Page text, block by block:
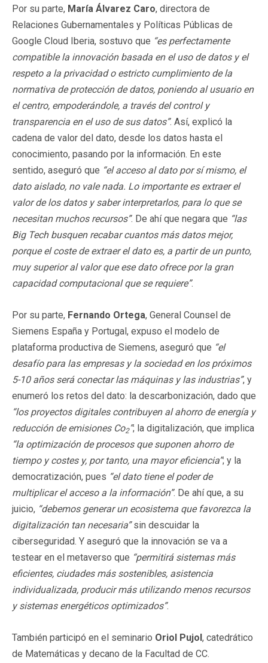
Por su parte, María Álvarez Caro, directora de
Relaciones Gubernamentales y Políticas Públicas de
Google Cloud Iberia, sostuvo que “es perfectamente
compatible la innovación basada en el uso de datos y el
respeto a la privacidad o estricto cumplimiento de la
normativa de protección de datos, poniendo al usuario en
el centro, empoderándole, a través del control y
transparencia en el uso de sus datos”. Así, explicó la
cadena de valor del dato, desde los datos hasta el
conocimiento, pasando por la información. En este
sentido, aseguró que “el acceso al dato por sí mismo, el
dato aislado, no vale nada. Lo importante es extraer el
valor de los datos y saber interpretarlos, para lo que se
necesitan muchos recursos”. De ahí que negara que “las
Big Tech busquen recabar cuantos más datos mejor,
porque el coste de extraer el dato es, a partir de un punto,
muy superior al valor que ese dato ofrece por la gran
capacidad computacional que se requiere”.
Por su parte, Fernando Ortega, General Counsel de
Siemens España y Portugal, expuso el modelo de
plataforma productiva de Siemens, aseguró que “el
desafío para las empresas y la sociedad en los próximos
5-10 años será conectar las máquinas y las industrias”, y
enumeró los retos del dato: la descarbonización, dado que
“los proyectos digitales contribuyen al ahorro de energía y
reducción de emisiones Co2”; la digitalización, que implica
“la optimización de procesos que suponen ahorro de
tiempo y costes y, por tanto, una mayor eficiencia”; y la
democratización, pues “el dato tiene el poder de
multiplicar el acceso a la información”. De ahí que, a su
juicio, “debemos generar un ecosistema que favorezca la
digitalización tan necesaria”sin descuidar la
ciberseguridad. Y aseguró que la innovación se va a
testear en el metaverso que “permitirá sistemas más
eficientes, ciudades más sostenibles, asistencia
individualizada, producir más utilizando menos recursos
y sistemas energéticos optimizados”.
También participó en el seminario Oriol Pujol, catedrático
de Matemáticas y decano de la Facultad de CC.